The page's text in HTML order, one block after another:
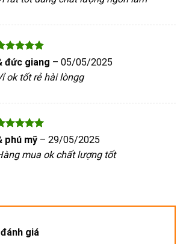
xếp
hạng
5
đức giang – 05/05/2025
ok tốt rẻ hài lòngg
xếp
hạng
5
phú mỹ – 29/05/2025
mua ok chất lượng tốt
giá